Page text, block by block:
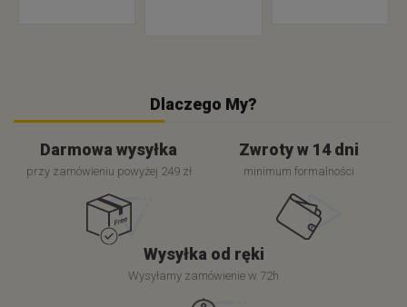
Dlaczego My?
Darmowa wysyłka
przy zamówieniu powyżej 249 zł
Zwroty w 14 dni
minimum formalności
Wysyłka od ręki
Wysyłamy zamówienie w 72h